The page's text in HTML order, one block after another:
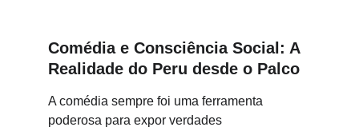
Comédia e Consciência Social: A
Realidade do Peru desde o Palco
A comédia sempre foi uma ferramenta
poderosa para expor verdades